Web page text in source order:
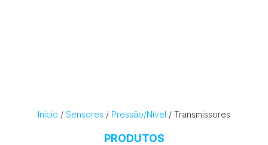
Início / Sensores / Pressão/Nível / Transmissores
PRODUTOS